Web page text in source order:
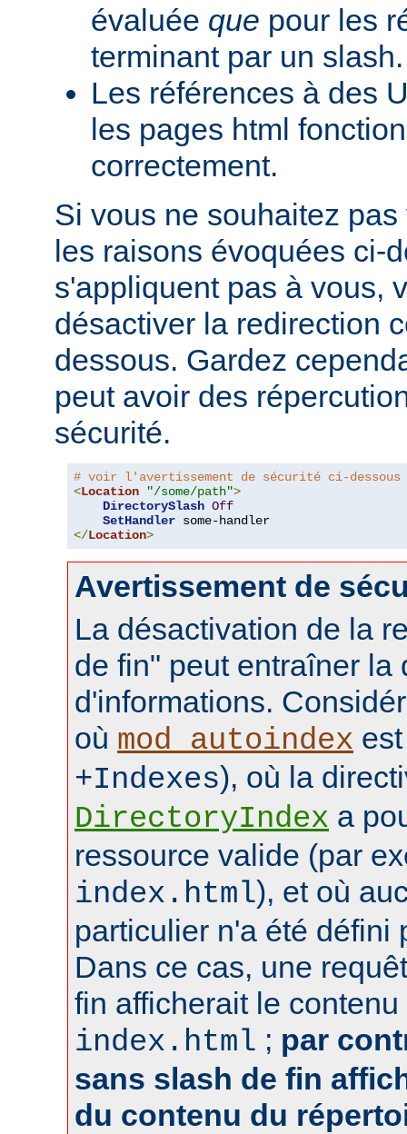
évaluée que pour les
terminant par un slash.
Les références à des
les pages html
correctement.
Si vous ne souhaitez
les raisons évoquées ci-
s'appliquent pas à vous,
désactiver la redirection
dessous. Gardez
peut avoir des
sécurité.
# voir l'avertissement de sécurité ci-
<Location "/some/path">
DirectorySlash Off
SetHandler
</Location>
Avertissement de
La désactivation de la
de fin" peut entraîner la
d'informations.
où mod_autoindex
+Indexes), où la
DirectoryIndex a
ressource valide (par
index.html), et où
particulier n'a été défini
Dans ce cas, une
fin afficherait le
index.html ; par
sans slash de fin
du contenu du